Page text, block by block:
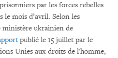
par les forces rebelles
le mois d’avril. Selon les
ukrainien de
publié le 15 juillet par le
Unies aux droits de l'homme,